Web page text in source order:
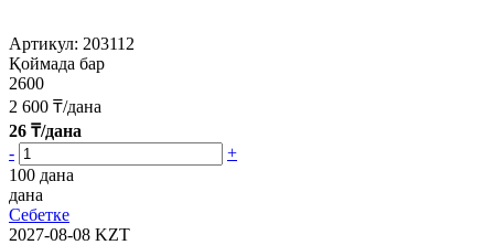
Артикул: 203112
Қоймада бар
2600
2 600 ₸/дана
26 ₸/дана
-
+
100 дана
дана
Себетке
2027-08-08 KZT